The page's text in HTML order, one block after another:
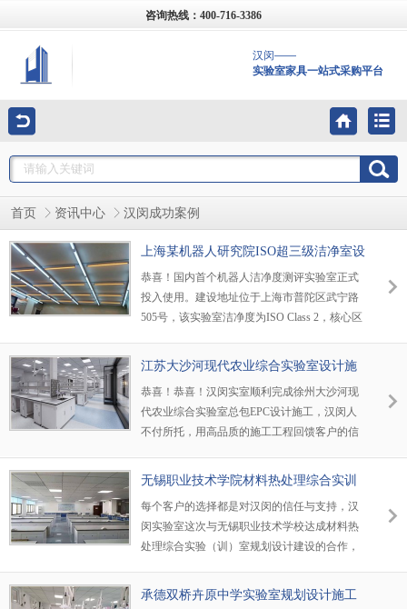
咨询热线：400-716-3386
汉闵——
实验室家具一站式采购平台
首页 资讯中心 汉闵成功案例
上海某机器人研究院ISO超三级洁净室设
计施工
恭喜！国内首个机器人洁净度测评实验室正式
投入使用。建设地址位于上海市普陀区武宁路
505号，该实验室洁净度为ISO Class 2，核心区
验室采用人货分流的方式，洁净区有效面积约
司，2022年10月份汉闵实验室公司与上海机器
人产业技术研究院达成建设ISO三级洁净室的
合作共识。感谢业主的选择与信任，汉闵也以
高品质的施工质量向客户提交了一份满意的答
卷。
江苏大沙河现代农业综合实验室设计施
工案例
恭喜！恭喜！汉闵实室顺利完成徐州大沙河现
代农业综合实验室总包EPC设计施工，汉闵人
不付所托，用高品质的施工工程回馈客户的信
无锡职业技术学院材料热处理综合实训
室规划设计建设项目
每个客户的选择都是对汉闵的信任与支持，汉
闵实验室这次与无锡职业技术学校达成材料热
处理综合实验（训）室规划设计建设的合作，
获得了老师们的一致好评，完美交付。每次客
承德双桥卉原中学实验室规划设计施工